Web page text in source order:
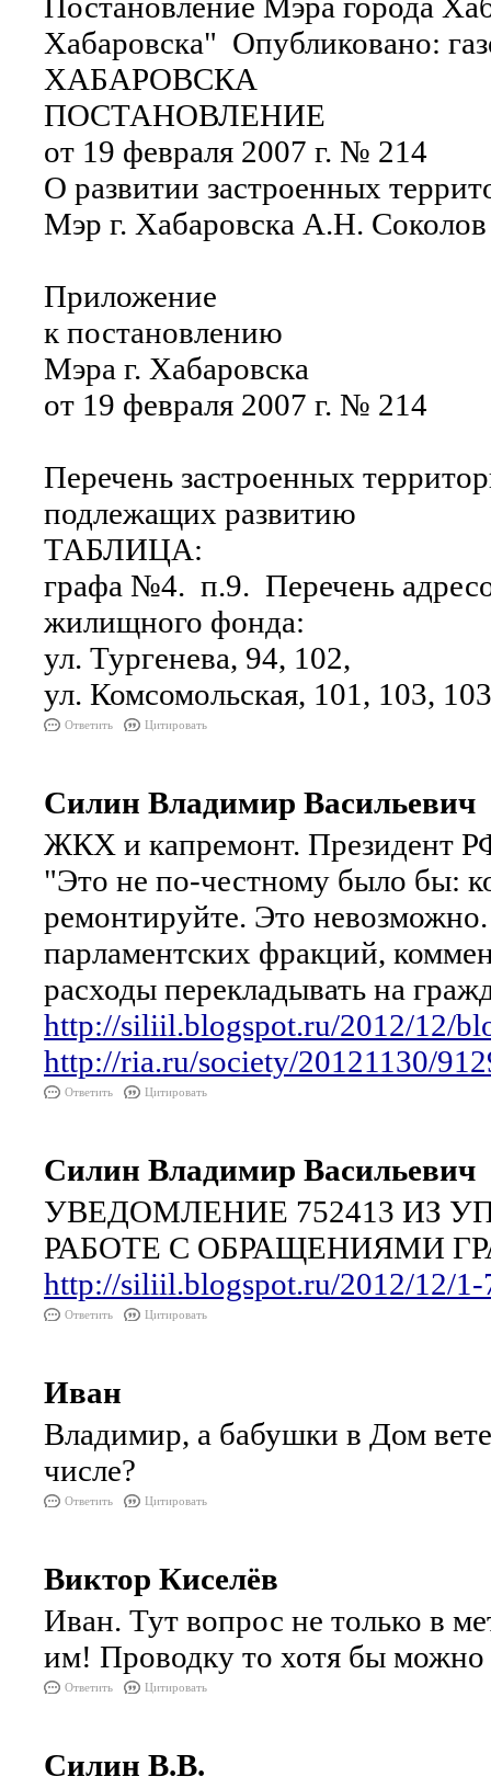
Хабаровска" Опубликовано:
ХАБАРОВСКА
ПОСТАНОВЛЕНИЕ
от 19 февраля 2007 г. № 214
О развитии застроенных
Мэр г. Хабаровска А.Н. Соколов
Приложение
к постановлению
Мэра г. Хабаровска
от 19 февраля 2007 г. № 214
Перечень застроенных
подлежащих развитию
ТАБЛИЦА:
графа №4. п.9. Перечень
жилищного фонда:
ул. Тургенева, 94, 102,
ул. Комсомольская, 101, 103,
Ответить Цитировать
Силин Владимир Васильевич
ЖКХ и капремонт. Президент
"Это не по-честному было бы:
ремонтируйте. Это
парламентских фракций,
расходы перекладывать на
http://siliil.blogspot.ru/2012/12/
http://ria.ru/society/20121130/
Ответить Цитировать
Силин Владимир Васильевич
УВЕДОМЛЕНИЕ 752413 ИЗ
РАБОТЕ С ОБРАЩЕНИЯМИ
http://siliil.blogspot.ru/2012/12/
Ответить Цитировать
Иван
Владимир, а бабушки в Дом
числе?
Ответить Цитировать
Виктор Киселёв
Иван. Тут вопрос не только в
им! Проводку то хотя бы можно
Ответить Цитировать
Силин В.В.